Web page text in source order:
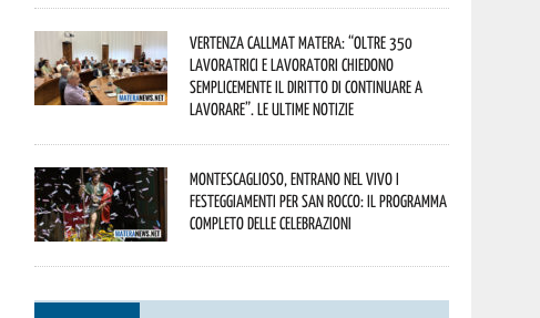
Vertenza CallMat Matera: “Oltre 350
lavoratrici e lavoratori chiedono
semplicemente il diritto di continuare a
lavorare”. Le ultime notizie
Montescaglioso, entrano nel vivo i
festeggiamenti per San Rocco: il programma
completo delle celebrazioni